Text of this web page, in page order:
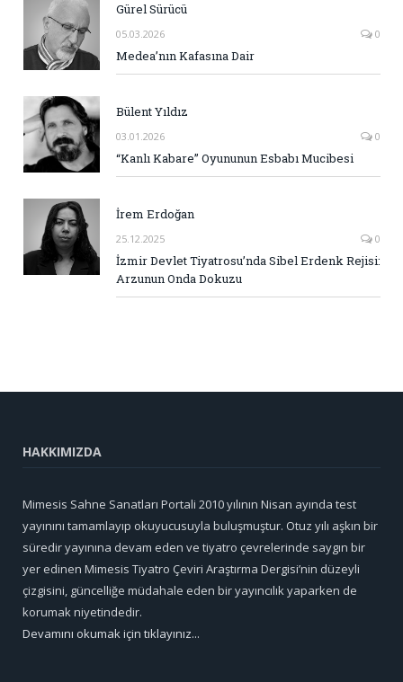
Gürel Sürücü
05.03.2026 0
Medea’nın Kafasına Dair
Bülent Yıldız
03.01.2026 0
“Kanlı Kabare” Oyununun Esbabı Mucibesi
İrem Erdoğan
25.12.2025 0
İzmir Devlet Tiyatrosu’nda Sibel Erdenk Rejisi:
Arzunun Onda Dokuzu
HAKKIMIZDA
Mimesis Sahne Sanatları Portali 2010 yılının Nisan ayında test
yayınını tamamlayıp okuyucusuyla buluşmuştur. Otuz yılı aşkın bir
süredir yayınına devam eden ve tiyatro çevrelerinde saygın bir
yer edinen Mimesis Tiyatro Çeviri Araştırma Dergisi’nin düzeyli
çizgisini, güncelliğe müdahale eden bir yayıncılık yaparken de
korumak niyetindedir.
Devamını okumak için tıklayınız...